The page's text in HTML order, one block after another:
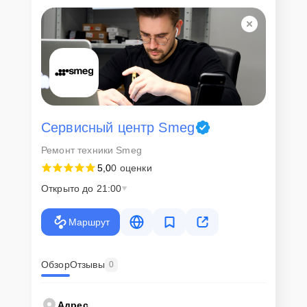
Для всех клиентов действуют демократичные и фиксированные
цены. Конечная стоимость работ обсуждается с клиентом и не в
коем случае не может измениться в процессе работ. Сервис не
навязывает клиентам дополнительные услуги и не
предусматривает скрытые платежи. Рассчитать предварительную
стоимость ремонта можно с помощью нашегоКалькулятора
Скорость диагностики и
ремонта
Наша компания ценит время клиентов и понимает важность
оперативного решения любых вопросов. В среднем, ремонт
клиент сможет забрать свой гаджет в этот же день. При
Внимание! Устройство отправляется на ремонт только после
согласования вариантов запчастей и стоимости ремонта с
изменена в процессе или после завершения работ.
Сервисный центр Smeg
Ремонт техники Smeg
5,00 оценки
Открыто до 21:00
Маршрут
ОбзорОтзывы 0
Адрес